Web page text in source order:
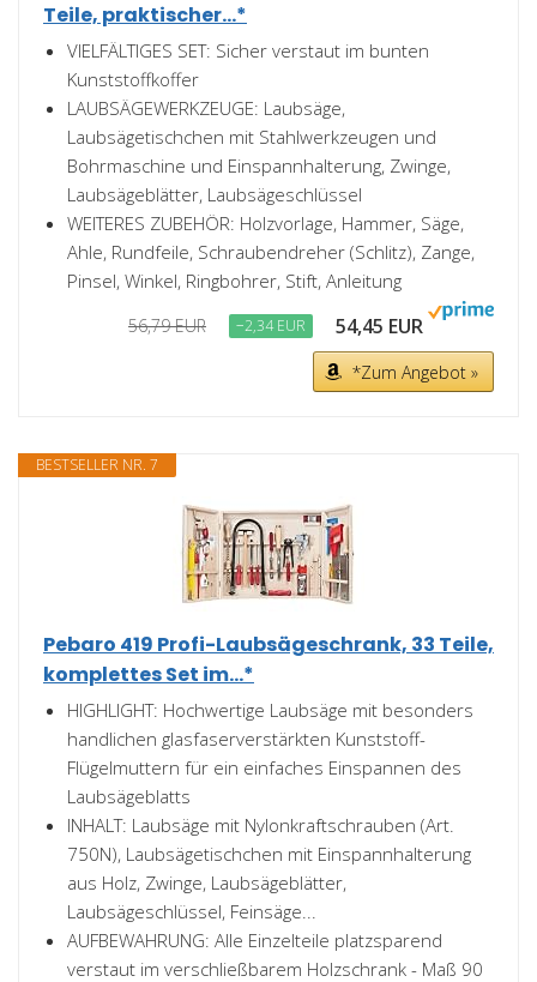
Teile, praktischer...*
VIELFÄLTIGES SET: Sicher verstaut im bunten
Kunststoffkoffer
LAUBSÄGEWERKZEUGE: Laubsäge,
Laubsägetischchen mit Stahlwerkzeugen und
Bohrmaschine und Einspannhalterung, Zwinge,
Laubsägeblätter, Laubsägeschlüssel
WEITERES ZUBEHÖR: Holzvorlage, Hammer, Säge,
Ahle, Rundfeile, Schraubendreher (Schlitz), Zange,
Pinsel, Winkel, Ringbohrer, Stift, Anleitung
56,79 EUR −2,34 EUR 54,45 EUR
*Zum Angebot »
BESTSELLER NR. 7
Pebaro 419 Profi-Laubsägeschrank, 33 Teile,
komplettes Set im...*
HIGHLIGHT: Hochwertige Laubsäge mit besonders
handlichen glasfaserverstärkten Kunststoff-
Flügelmuttern für ein einfaches Einspannen des
Laubsägeblatts
INHALT: Laubsäge mit Nylonkraftschrauben (Art.
750N), Laubsägetischchen mit Einspannhalterung
aus Holz, Zwinge, Laubsägeblätter,
Laubsägeschlüssel, Feinsäge...
AUFBEWAHRUNG: Alle Einzelteile platzsparend
verstaut im verschließbarem Holzschrank - Maß 90